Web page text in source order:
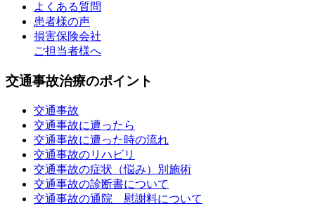
よくある質問
患者様の声
損害保険会社
ご担当者様へ
交通事故治療のポイント
交通事故
交通事故に遭ったら
交通事故に遭った時の流れ
交通事故のリハビリ
交通事故の症状（悩み）別施術
交通事故の診断書について
交通事故の通院 慰謝料について